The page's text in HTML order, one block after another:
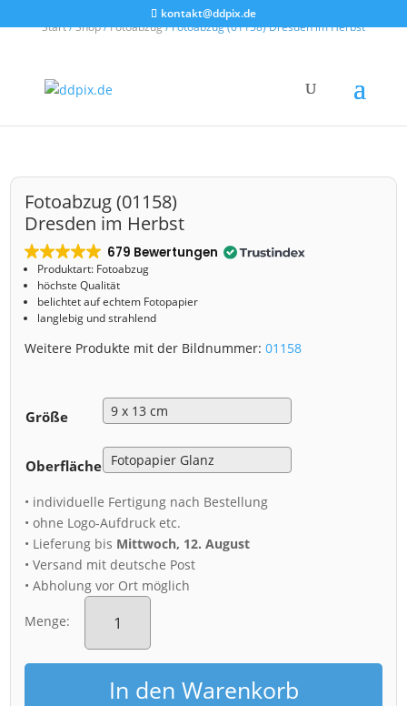
kontakt@ddpix.de
Start/Shop/Fotoabzug/ Fotoabzug (01158) Dresden im Herbst
Fotoabzug (01158)
Dresden im Herbst
679 Bewertungen
Produktart: Fotoabzug
höchste Qualität
belichtet auf echtem Fotopapier
langlebig und strahlend
Weitere Produkte mit der Bildnummer:01158
Größe
Oberfläche
• individuelle Fertigung nach Bestellung
• ohne Logo-Aufdruck etc.
• Lieferung bis Mittwoch, 12. August
• Versand mit deutsche Post
• Abholung vor Ort möglich
Menge:
Fotoabzug
(01158)
im
Herbst
MengeIn den Warenkorb